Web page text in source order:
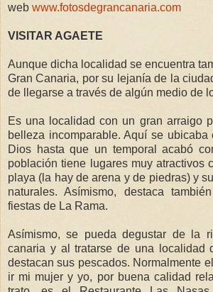
web www.fotosdegrancanaria.com
VISITAR AGAETE
Aunque dicha localidad se encuentra
Gran Canaria, por su lejanía de la
de llegarse a través de algún medio de
Es una localidad con un gran arraigo
belleza incomparable. Aquí se
Dios hasta que un temporal acabó
población tiene lugares muy atractivos
playa (la hay de arena y de piedras) y
naturales. Asímismo, destaca
fiestas de La Rama.
Asímismo, se pueda degustar de la
canaria y al tratarse de una localidad
destacan sus pescados. Normalmente
ir mi mujer y yo, por buena calidad